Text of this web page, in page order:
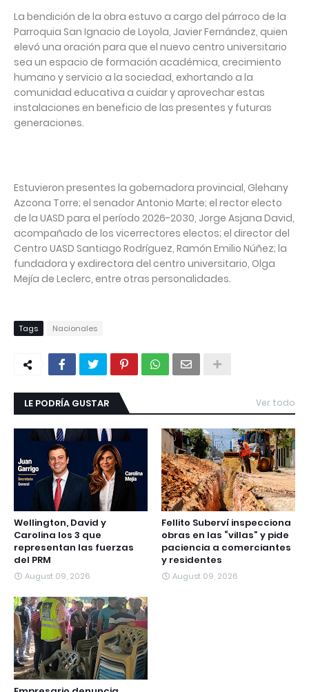
La bendición de la obra estuvo a cargo del párroco de la
Parroquia San Ignacio de Loyola, Javier Fernández, quien
elevó una oración para que el nuevo centro universitario
sea un espacio de formación académica, crecimiento
humano y servicio a la sociedad, exhortando a la
comunidad educativa a cuidar y aprovechar estas
instalaciones en beneficio de las presentes y futuras
generaciones.
Estuvieron presentes la gobernadora provincial, Glehany
Azcona Torre; el senador Antonio Marte; el rector electo
de la UASD para el período 2026-2030, Jorge Asjana David,
acompañado de los vicerrectores electos; el director del
Centro UASD Santiago Rodríguez, Ramón Emilio Núñez; la
fundadora y exdirectora del centro universitario, Olga
Mejía de Leclerc, entre otras personalidades.
Tags Nacionales
LE PODRÍA GUSTAR Ver todo
Wellington, David y
Carolina los 3 que
representan las fuerzas
del PRM
August 09, 2026
Fellito Suberví inspecciona
obras en las “villas” y pide
paciencia a comerciantes
y residentes
August 09, 2026